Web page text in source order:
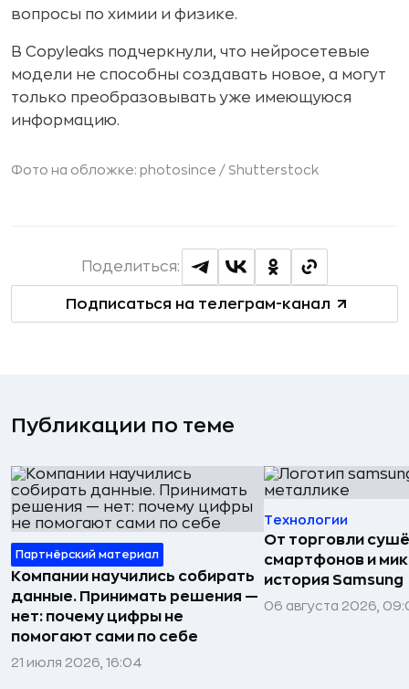
вопросы по химии и физике.
В Copyleaks подчеркнули, что нейросетевые
модели не способны создавать новое, а могут
только преобразовывать уже имеющуюся
информацию.
Фото на обложке: photosince / Shutterstock
Подписаться на телеграм-канал
Поделиться:
Публикации по теме
Партнёрский материал
Компании научились собирать
данные. Принимать решения —
нет: почему цифры не
помогают сами по себе
21 июля 2026, 16:04
Технологии
От торговли
смартфонов и
история Samsung
06 августа 2026,